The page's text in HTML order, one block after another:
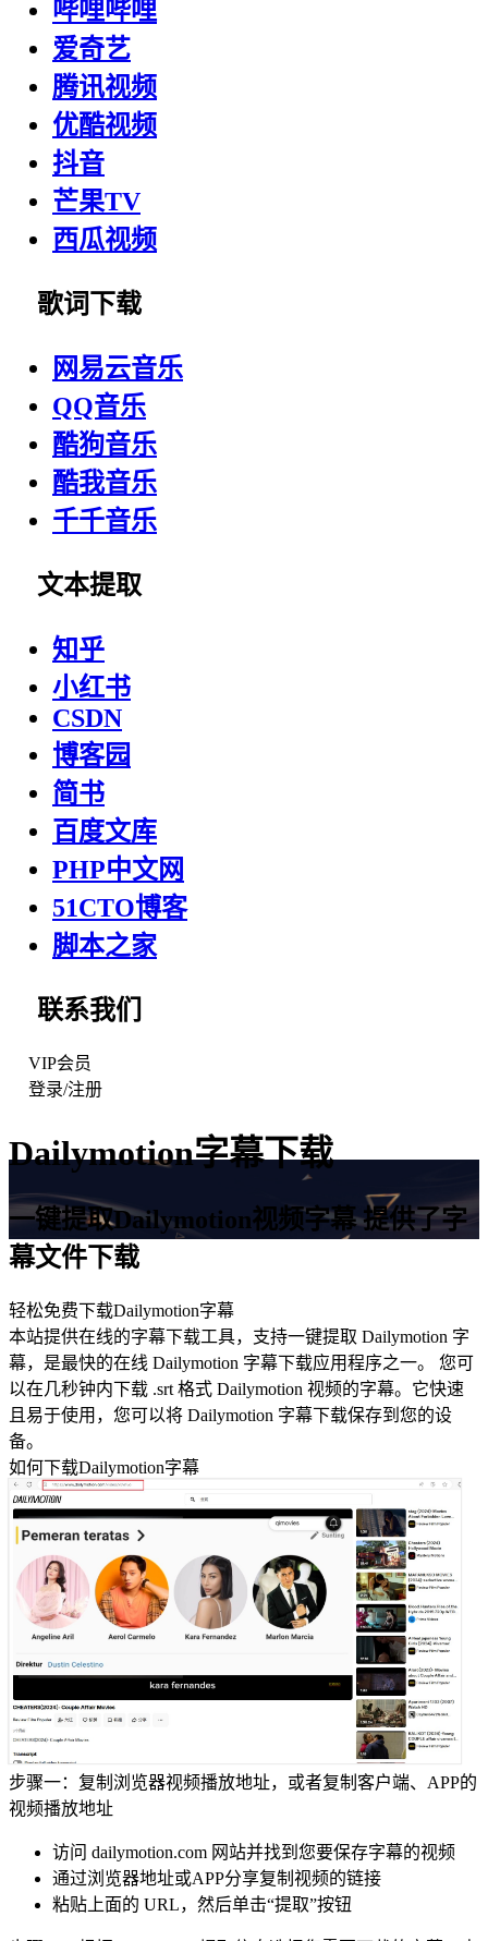
哔哩哔哩
爱奇艺
腾讯视频
优酷视频
抖音
芒果TV
西瓜视频
歌词下载
网易云音乐
QQ音乐
酷狗音乐
酷我音乐
千千音乐
文本提取
知乎
小红书
CSDN
博客园
简书
百度文库
PHP中文网
51CTO博客
脚本之家
联系我们
VIP会员
登录/注册
Dailymotion字幕下载
一键提取Dailymotion视频字幕 提供了字
幕文件下载
轻松免费下载Dailymotion字幕
本站提供在线的字幕下载工具，支持一键提取 Dailymotion 字
幕，是最快的在线 Dailymotion 字幕下载应用程序之一。 您可
以在几秒钟内下载 .srt 格式 Dailymotion 视频的字幕。它快速
且易于使用，您可以将 Dailymotion 字幕下载保存到您的设
备。
如何下载Dailymotion字幕
步骤一：复制浏览器视频播放地址，或者复制客户端、APP的
视频播放地址
访问 dailymotion.com 网站并找到您要保存字幕的视频
通过浏览器地址或APP分享复制视频的链接
粘贴上面的 URL，然后单击“提取”按钮